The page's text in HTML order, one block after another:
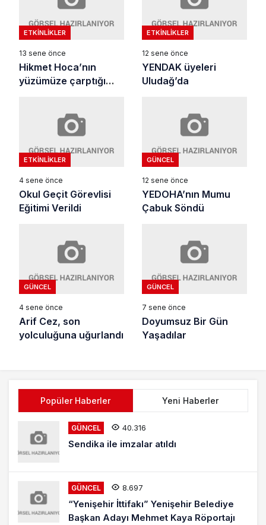
ETKINLIKLER
13 sene önce
Hikmet Hoca’nın
yüzümüze çarptığı
ETKINLIKLER
12 sene önce
YENDAK üyeleri
Uludağ’da
ETKINLIKLER
4 sene önce
Okul Geçit Görevlisi
Eğitimi Verildi
GÜNCEL
12 sene önce
YEDOHA’nın Mumu
Çabuk Söndü
GÜNCEL
4 sene önce
Arif Cez, son
yolculuğuna uğurlandı
GÜNCEL
7 sene önce
Doyumsuz Bir Gün
Yaşadılar
Popüler Haberler Yeni Haberler
GÜNCEL 40.316
Sendika ile imzalar atıldı
GÜNCEL 8.697
“Yenişehir İttifakı” Yenişehir Belediye
Başkan Adayı Mehmet Kaya Röportajı